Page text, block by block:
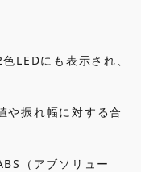
LEDにも表示され、
や振れ幅に対する合
（アブソリュー